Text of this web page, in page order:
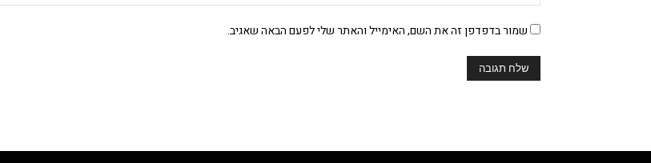
שמור בדפדפן זה את השם, האימייל והאתר שלי לפעם הבאה שאגיב.